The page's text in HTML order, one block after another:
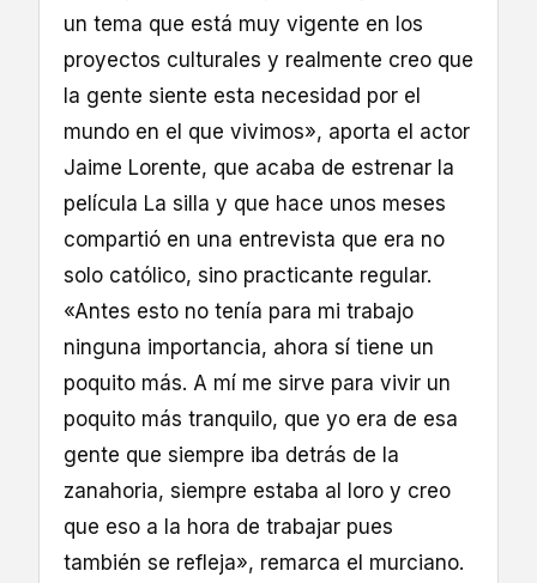
un tema que está muy vigente en los
proyectos culturales y realmente creo que
la gente siente esta necesidad por el
mundo en el que vivimos», aporta el actor
Jaime Lorente, que acaba de estrenar la
película La silla y que hace unos meses
compartió en una entrevista que era no
solo católico, sino practicante regular.
«Antes esto no tenía para mi trabajo
ninguna importancia, ahora sí tiene un
poquito más. A mí me sirve para vivir un
poquito más tranquilo, que yo era de esa
gente que siempre iba detrás de la
zanahoria, siempre estaba al loro y creo
que eso a la hora de trabajar pues
también se refleja», remarca el murciano.